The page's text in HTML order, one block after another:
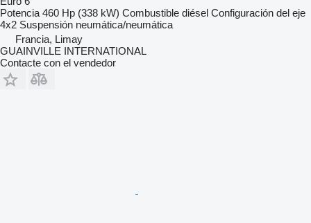
Potencia 460 Hp (338 kW) Combustible diésel Configuración del eje
4x2 Suspensión neumática/neumática
Francia, Limay
GUAINVILLE INTERNATIONAL
Contacte con el vendedor